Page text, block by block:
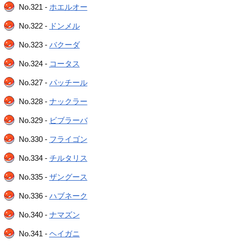
No.321 - ホエルオー
No.322 - ドンメル
No.323 - バクーダ
No.324 - コータス
No.327 - パッチール
No.328 - ナックラー
No.329 - ビブラーバ
No.330 - フライゴン
No.334 - チルタリス
No.335 - ザングース
No.336 - ハブネーク
No.340 - ナマズン
No.341 - ヘイガニ